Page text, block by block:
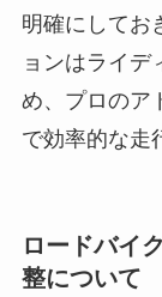
明確にしてお
ョンはライデ
め、プロのア
で効率的な走
ロードバイ
整について